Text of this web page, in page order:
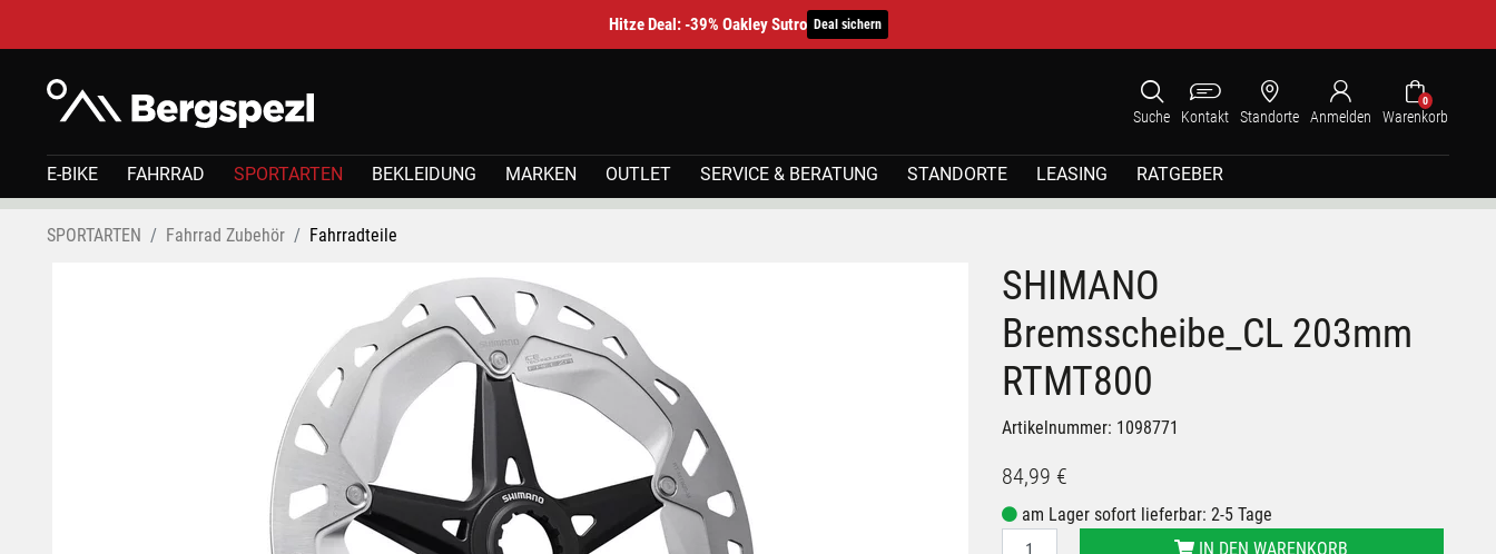
Hitze Deal: -39% Oakley Sutro Deal sichern
Suche Kontakt Standorte Anmelden
0
Warenkorb
E-BIKE FAHRRAD SPORTARTEN BEKLEIDUNG MARKEN OUTLET SERVICE & BERATUNG STANDORTE LEASING RATGEBER
SPORTARTEN Fahrrad Zubehör Fahrradteile
SHIMANO
Bremsscheibe_CL 203mm
RTMT800
Artikelnummer: 1098771
84,99 €
am Lager sofort lieferbar: 2-5 Tage
IN DEN WARENKORB